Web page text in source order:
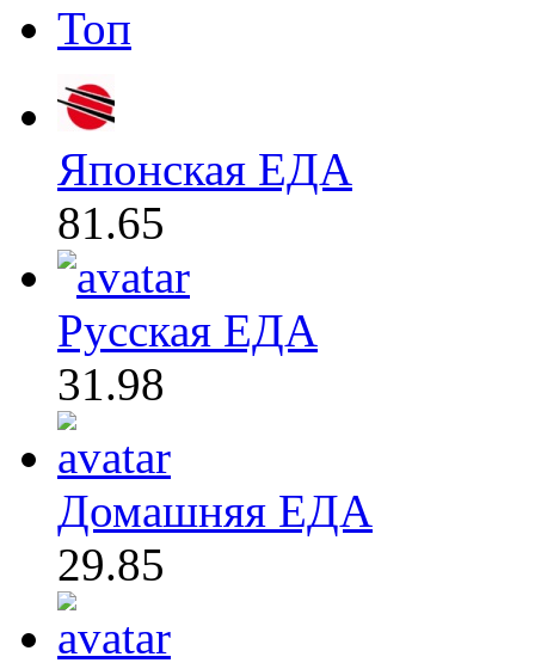
Топ
Японская ЕДА
81.65
Русская ЕДА
31.98
Домашняя ЕДА
29.85